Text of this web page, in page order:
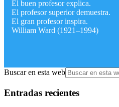
El buen profesor explica.
El profesor superior demuestra.
El gran profesor inspira.
William Ward (1921–1994)
Buscar en esta web
Entradas recientes